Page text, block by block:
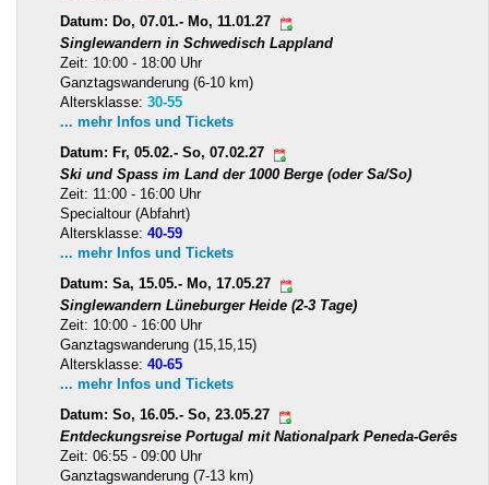
Datum: Do, 07.01.- Mo, 11.01.27
Singlewandern in Schwedisch Lappland
Zeit: 10:00 - 18:00 Uhr
Ganztagswanderung (6-10 km)
Altersklasse: 30-55
... mehr Infos und Tickets
Datum: Fr, 05.02.- So, 07.02.27
Ski und Spass im Land der 1000 Berge (oder Sa/So)
Zeit: 11:00 - 16:00 Uhr
Specialtour (Abfahrt)
Altersklasse: 40-59
... mehr Infos und Tickets
Datum: Sa, 15.05.- Mo, 17.05.27
Singlewandern Lüneburger Heide (2-3 Tage)
Zeit: 10:00 - 16:00 Uhr
Ganztagswanderung (15,15,15)
Altersklasse: 40-65
... mehr Infos und Tickets
Datum: So, 16.05.- So, 23.05.27
Entdeckungsreise Portugal mit Nationalpark Peneda-Gerês
Zeit: 06:55 - 09:00 Uhr
Ganztagswanderung (7-13 km)